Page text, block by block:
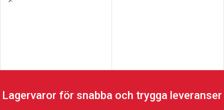
Lagervaror för snabba och trygga leveranser